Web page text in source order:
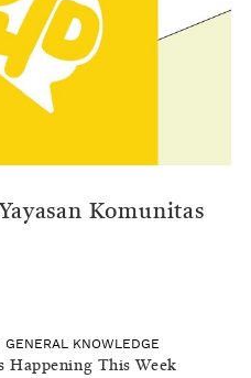
Komunitas
GENERAL KNOWLEDGE
Happening This Week